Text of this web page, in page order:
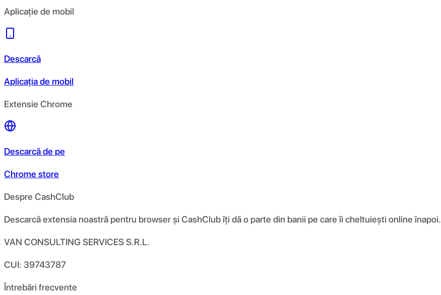
Aplicație de mobil
Descarcă
Aplicația de mobil
Extensie Chrome
Descarcă de pe
Chrome store
Despre CashClub
Descarcă extensia noastră pentru browser și CashClub îți dă o parte din banii pe care îi cheltuiești online înapoi.
VAN CONSULTING SERVICES S.R.L.
CUI: 39743787
Întrebări frecvente